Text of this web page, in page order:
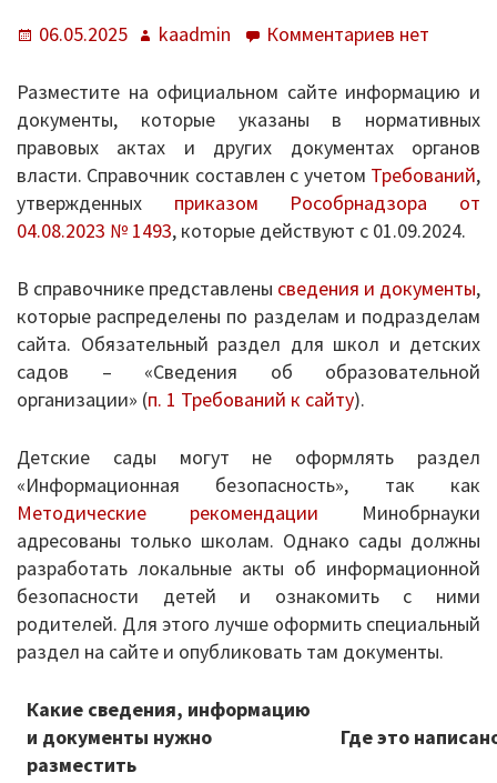
Документы
Распоряжения
Приказы
Архив приказов
Информационные письма
Письма 2021-2023
Письма 2019-2020
Архив писем
План работы
Прием иностранных граждан
ГИА 2026
ЕГЭ/ОГЭ
Опубликовано
06.05.2025 Автор
kaadmin Комментариев к
Какие
сведения и
документы
разместить
на
сайте
нет
Разместите на официальном сайте информацию и
документы, которые указаны в нормативных
правовых актах и других документах органов
власти. Справочник составлен с учетом Требований,
утвержденных приказом Рособрнадзора от
04.08.2023 № 1493, которые действуют с 01.09.2024.
В справочнике представлены сведения и документы,
которые распределены по разделам и подразделам
сайта. Обязательный раздел для школ и детских
садов – «Сведения об образовательной
организации» (п. 1 Требований к сайту).
Детские сады могут не оформлять раздел
«Информационная безопасность», так как
Методические рекомендации Минобрнауки
адресованы только школам. Однако сады должны
разработать локальные акты об информационной
безопасности детей и ознакомить с ними
родителей. Для этого лучше оформить специальный
раздел на сайте и опубликовать там документы.
Какие сведения, информацию
и документы нужно
разместить
Где это